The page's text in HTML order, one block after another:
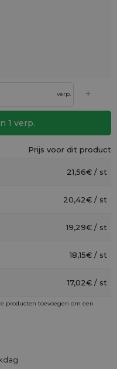
verp. +
1 verp.
Prijs voor dit product
21,56€ / st
20,42€ / st
19,29€ / st
18,15€ / st
17,02€ / st
producten toevoegen om een